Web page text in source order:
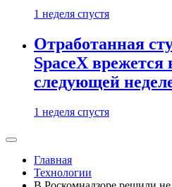
1 неделя спустя
Отработанная
SpaceX врежется
следующей
1 неделя спустя
Главная
Технологии